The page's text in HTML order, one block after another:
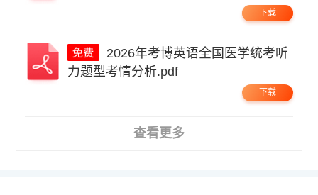
下载
力题型考情分析.pdf
下载
查看更多